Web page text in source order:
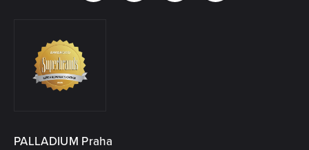
PALLADIUM Praha